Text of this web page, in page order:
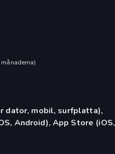
)
dator, mobil, surfplatta),
Android), App Store (iOS,